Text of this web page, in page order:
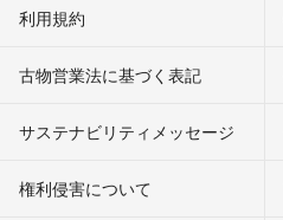
利用規約
古物営業法に基づく表記
サステナビリティメッセージ
権利侵害について